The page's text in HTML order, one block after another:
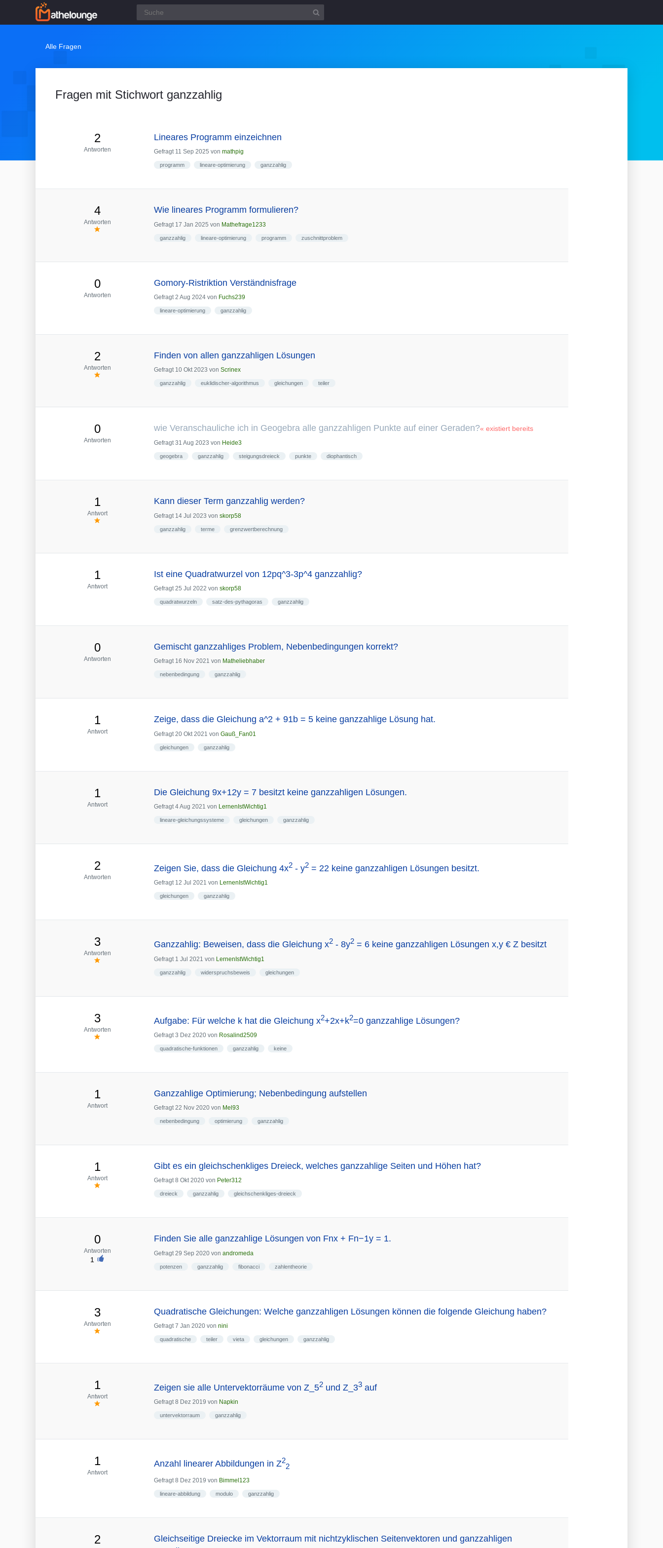
Alle Fragen
Fragen mit Stichwort ganzzahlig
2
Antworten
Lineares Programm einzeichnen
Gefragt 11 Sep 2025 von mathpig
programm lineare-optimierung ganzzahlig
4
Antworten
Wie lineares Programm formulieren?
Gefragt 17 Jan 2025 von Mathefrage1233
ganzzahlig lineare-optimierung programm zuschnittproblem
0
Antworten
Gomory-Ristriktion Verständnisfrage
Gefragt 2 Aug 2024 von Fuchs239
lineare-optimierung ganzzahlig
2
Antworten
Finden von allen ganzzahligen Lösungen
Gefragt 10 Okt 2023 von Scrinex
ganzzahlig euklidischer-algorithmus gleichungen teiler
0
Antworten
wie Veranschauliche ich in Geogebra alle ganzzahligen Punkte auf einer Geraden?« existiert bereits
Gefragt 31 Aug 2023 von Heide3
geogebra ganzzahlig steigungsdreieck punkte diophantisch
1
Antwort
Kann dieser Term ganzzahlig werden?
Gefragt 14 Jul 2023 von skorp58
ganzzahlig terme grenzwertberechnung
1
Antwort
Ist eine Quadratwurzel von 12pq^3-3p^4 ganzzahlig?
Gefragt 25 Jul 2022 von skorp58
quadratwurzeln satz-des-pythagoras ganzzahlig
0
Antworten
Gemischt ganzzahliges Problem, Nebenbedingungen korrekt?
Gefragt 16 Nov 2021 von Matheliebhaber
nebenbedingung ganzzahlig
1
Antwort
Zeige, dass die Gleichung a^2 + 91b = 5 keine ganzzahlige Lösung hat.
Gefragt 20 Okt 2021 von Gauß_Fan01
gleichungen ganzzahlig
1
Antwort
Die Gleichung 9x+12y = 7 besitzt keine ganzzahligen Lösungen.
Gefragt 4 Aug 2021 von LernenIstWichtig1
lineare-gleichungssysteme gleichungen ganzzahlig
2
Antworten
Zeigen Sie, dass die Gleichung 4x2 - y2 = 22 keine ganzzahligen Lösungen besitzt.
Gefragt 12 Jul 2021 von LernenIstWichtig1
gleichungen ganzzahlig
3
Antworten
Ganzzahlig: Beweisen, dass die Gleichung x2 - 8y2 = 6 keine ganzzahligen Lösungen x,y € Z besitzt
Gefragt 1 Jul 2021 von LernenIstWichtig1
ganzzahlig widerspruchsbeweis gleichungen
3
Antworten
Aufgabe: Für welche k hat die Gleichung x2+2x+k2=0 ganzzahlige Lösungen?
Gefragt 3 Dez 2020 von Rosalind2509
quadratische-funktionen ganzzahlig keine
1
Antwort
Ganzzahlige Optimierung; Nebenbedingung aufstellen
Gefragt 22 Nov 2020 von Mel93
nebenbedingung optimierung ganzzahlig
1
Antwort
Gibt es ein gleichschenkliges Dreieck, welches ganzzahlige Seiten und Höhen hat?
Gefragt 8 Okt 2020 von Peter312
dreieck ganzzahlig gleichschenkliges-dreieck
0
Antworten
1
Finden Sie alle ganzzahlige Lösungen von Fnx + Fn−1y = 1.
Gefragt 29 Sep 2020 von andromeda
potenzen ganzzahlig fibonacci zahlentheorie
3
Antworten
Quadratische Gleichungen: Welche ganzzahligen Lösungen können die folgende Gleichung haben?
Gefragt 7 Jan 2020 von nini
quadratische teiler vieta gleichungen ganzzahlig
1
Antwort
Zeigen sie alle Untervektorräume von Z_52 und Z_33 auf
Gefragt 8 Dez 2019 von Napkin
untervektorraum ganzzahlig
1
Antwort
Anzahl linearer Abbildungen in Z2
2
Gefragt 8 Dez 2019 von Bimmel123
lineare-abbildung modulo ganzzahlig
2
Gleichseitige Dreiecke im Vektorraum mit nichtzyklischen Seitenvektoren und ganzzahligen